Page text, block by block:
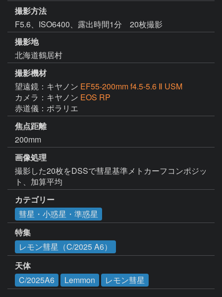
撮影方法
F5.6、ISO6400、露出時間1分 20枚撮影
撮影地
北海道鶴居村
撮影機材
望遠鏡：キヤノン EF55-200mm f4.5-5.6 Ⅱ USM
カメラ：キヤノン EOS RP
赤道儀：ポラリエ
焦点距離
200mm
画像処理
撮影した20枚をDSSで彗星基準メトカーフコンポジッ
ト、加算平均
カテゴリー
彗星・小惑星・準惑星
特集
レモン彗星（C/2025 A6）
天体
C/2025A6
Lemmon レモン彗星